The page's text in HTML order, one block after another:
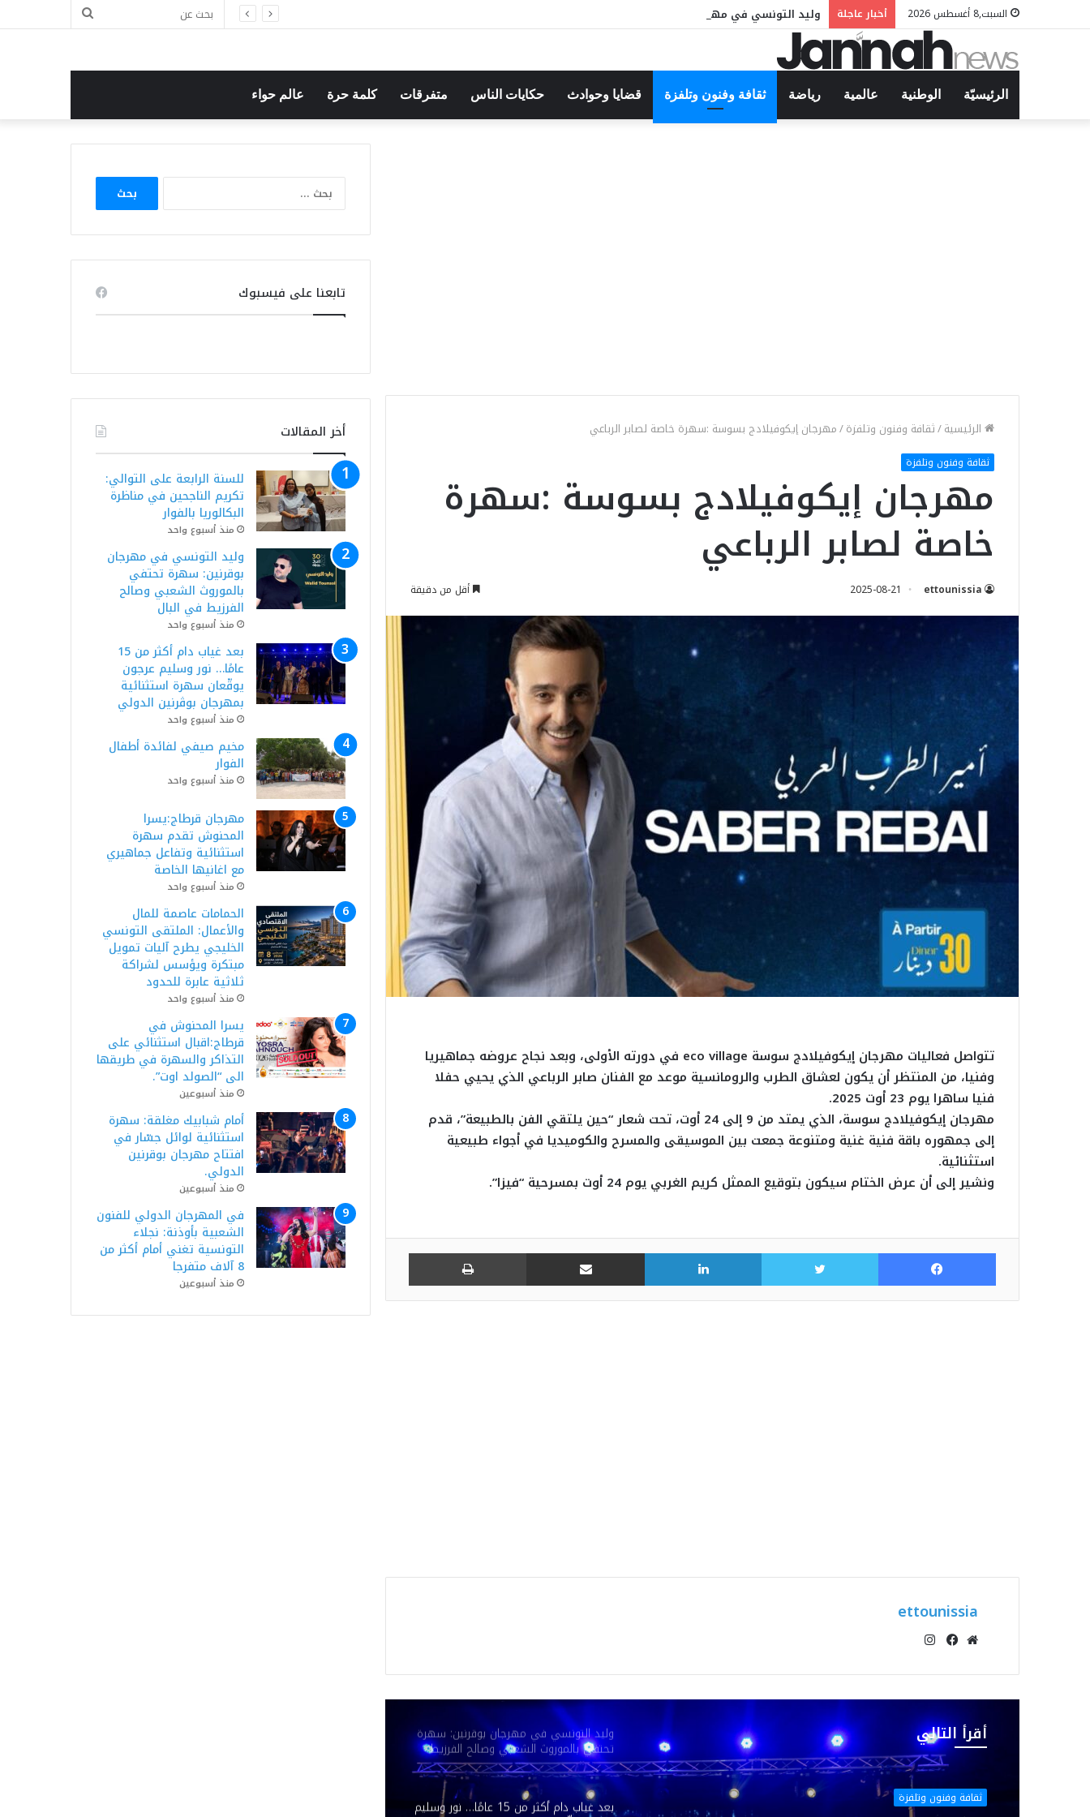
السبت,8 أغسطس 2026 أخبار عاجلة وليد التونسي في مهرجان بوقرنين: سهرة تحتفي بالموروث الشعبي وصالح الفرزيط في البال
بحث
الرئيسيّة الوطنية عالمية رياضة ثقافة وفنون وتلفزة قضايا وحوادث حكايات الناس متفرقات كلمة حرة عالم حواء
الرئيسية/ثقافة وفنون وتلفزة/مهرجان إيكوفيلادج بسوسة :سهرة خاصة لصابر الرباعي
ثقافة وفنون وتلفزة
مهرجان إيكوفيلادج بسوسة :سهرة
خاصة لصابر الرباعي
ettounissia
2025-08-21 أقل من دقيقة
تتواصل فعاليات مهرجان إيكوفيلادج سوسة eco village في دورته الأولى، وبعد نجاح عروضه جماهيريا
وفنيا، من المنتظر أن يكون لعشاق الطرب والرومانسية موعد مع الفنان صابر الرباعي الذي يحيي حفلا
فنيا ساهرا يوم 23 أوت 2025.
مهرجان إيكوفيلادج سوسة، الذي يمتد من 9 إلى 24 أوت، تحت شعار “حين يلتقي الفن بالطبيعة”، قدم
إلى جمهوره باقة فنية غنية ومتنوعة جمعت بين الموسيقى والمسرح والكوميديا في أجواء طبيعية
استثنائية.
ونشير إلى أن عرض الختام سيكون بتوقيع الممثل كريم الغربي يوم 24 أوت بمسرحية “فيزا”.
فيسبوك تويتر لينكدإن مشاركة عبر البريد طباعة
ettounissia
الويب
أقرأ التالي
ثقافة وفنون وتلفزة
الدولي: أكثر من 100 كمان وعوامرية علية
وليد التونسي في مهرجان بوقرنين: سهرة
تحتفي بالموروث الشعبي وصالح الفرزيط
في البال
بعد غياب دام أكثر من 15 عامًا… نور وسليم
البحث
تابعنا على فيسبوك
أخر المقالات
للسنة الرابعة على التوالي:
تكريم الناجحين في مناظرة
البكالوريا بالفوار
منذ أسبوع واحد
وليد التونسي في مهرجان
بوقرنين: سهرة تحتفي
بالموروث الشعبي وصالح
الفرزيط في البال
منذ أسبوع واحد
بعد غياب دام أكثر من 15
عامًا… نور وسليم عرجون
يوقّعان سهرة استثنائية
بمهرجان بوڨرنين الدولي
منذ أسبوع واحد
مخيم صيفي لفائدة أطفال
الفوار
منذ أسبوع واحد
مهرجان قرطاج:يسرا
المحنوش تقدم سهرة
استثنائية وتفاعل جماهيري
مع اغانيها الخاصة
منذ أسبوع واحد
الحمامات عاصمة للمال
والأعمال: الملتقى التونسي
الخليجي يطرح آليات تمويل
مبتكرة ويؤسس لشراكة
ثلاثية عابرة للحدود
منذ أسبوع واحد
يسرا المحنوش في
قرطاج:اقبال استثنائي على
التذاكر والسهرة في طريقها
الى “الصولد اوت”.
منذ أسبوعين
أمام شبابيك مغلقة: سهرة
استثنائية لوائل جسّار في
افتتاح مهرجان بوقرنين
الدولي.
منذ أسبوعين
في المهرجان الدولي للفنون
الشعبية بأوذنة: نجلاء
التونسية تغني أمام أكثر من
8 آلاف متفرجا
منذ أسبوعين